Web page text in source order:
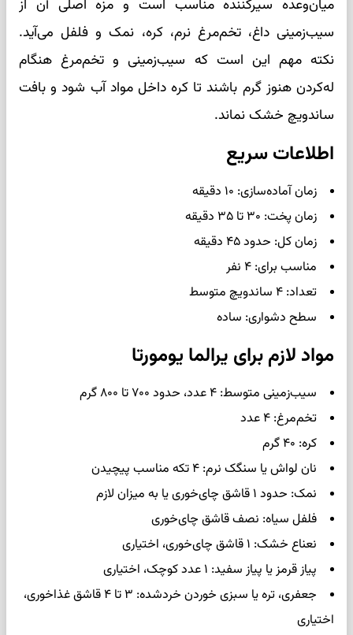
میان‌وعده سیرکننده مناسب است و مزه اصلی آن از
سیب‌زمینی داغ، تخم‌مرغ نرم، کره، نمک و فلفل می‌آید.
نکته مهم این است که سیب‌زمینی و تخم‌مرغ هنگام
له‌کردن هنوز گرم باشند تا کره داخل مواد آب شود و بافت
ساندویچ خشک نماند.
اطلاعات سریع
زمان آماده‌سازی: ۱۰ دقیقه
زمان پخت: ۳۰ تا ۳۵ دقیقه
زمان کل: حدود ۴۵ دقیقه
مناسب برای: ۴ نفر
تعداد: ۴ ساندویچ متوسط
سطح دشواری: ساده
مواد لازم برای یرالما یومورتا
سیب‌زمینی متوسط: ۴ عدد، حدود ۷۰۰ تا ۸۰۰ گرم
تخم‌مرغ: ۴ عدد
کره: ۴۰ گرم
نان لواش یا سنگک نرم: ۴ تکه مناسب پیچیدن
نمک: حدود ۱ قاشق چای‌خوری یا به میزان لازم
فلفل سیاه: نصف قاشق چای‌خوری
نعناع خشک: ۱ قاشق چای‌خوری، اختیاری
پیاز قرمز یا پیاز سفید: ۱ عدد کوچک، اختیاری
جعفری، تره یا سبزی خوردن خردشده: ۳ تا ۴ قاشق غذاخوری،
اختیاری